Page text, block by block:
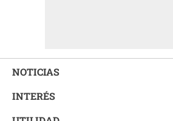
NOTICIAS
INTERÉS